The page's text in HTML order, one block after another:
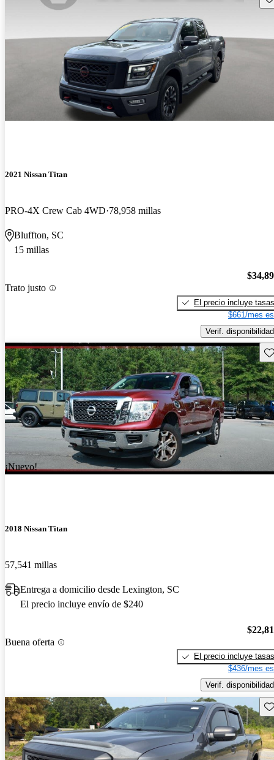
2021 Nissan Titan
PRO-4X Crew Cab 4WD 78,958 millas
Bluffton, SC
15 millas
Trato justo
El precio incluye tasas
$661/mes
Verif. disponibilidad
¡Nuevo!
2018 Nissan Titan
57,541 millas
Entrega a domicilio desde Lexington, SC
El precio incluye envío de $240
Buena oferta
El precio incluye tasas
$436/mes
Verif. disponibilidad